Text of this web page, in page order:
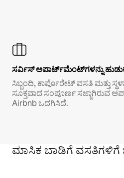
ಸರ್ವಿಸ್ ಅಪಾರ್ಟ್‌ಮೆಂಟ್‌ಗಳನ್ನು
ಸಿಬ್ಬಂದಿ, ಕಾರ್ಪೊರೇಟ್ ವಸತಿ ಮತ್ತು
ಸೂಕ್ತವಾದ ಸಂಪೂರ್ಣ ಸಜ್ಜಾಗಿರುವ
Airbnb ಒದಗಿಸಿದೆ.
ಮಾಸಿಕ ಬಾಡಿಗೆ ವಸತಿಗಳಿಗೆ